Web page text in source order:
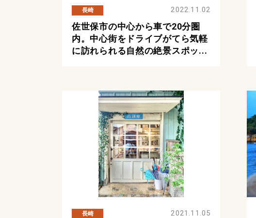
長崎 2022.11.02
佐世保市の中心から車で20分圏
内。中心街をドライブがてら気軽
に訪れられる自然の絶景スポッ...
長崎 2021.11.05